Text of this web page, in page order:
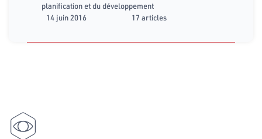
planification et du développement
14 juin 2016
17 articles